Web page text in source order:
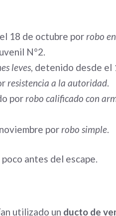
18 de octubre por robo
N°2.
leves , detenido desde el
resistencia a la autoridad
por robo calificado con
por robo simple
antes del escape.
utilizado un ducto de